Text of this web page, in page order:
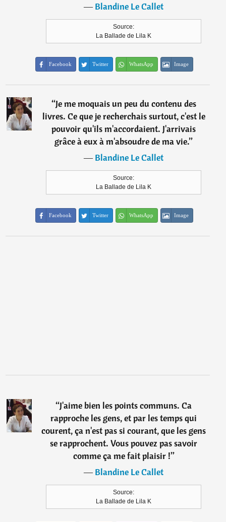
―Blandine Le Callet
Source:
La Ballade de Lila K
Facebook Twitter WhatsApp Image
“Je me moquais un peu du contenu des
livres. Ce que je recherchais surtout, c'est le
pouvoir qu'ils m'accordaient. J'arrivais
grâce à eux à m'absoudre de ma vie.”
―Blandine Le Callet
Source:
La Ballade de Lila K
Facebook Twitter WhatsApp Image
“J'aime bien les points communs. Ca
rapproche les gens, et par les temps qui
courent, ça n'est pas si courant, que les gens
se rapprochent. Vous pouvez pas savoir
comme ça me fait plaisir !”
―Blandine Le Callet
Source:
La Ballade de Lila K